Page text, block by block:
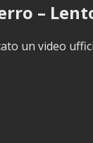
–
un video